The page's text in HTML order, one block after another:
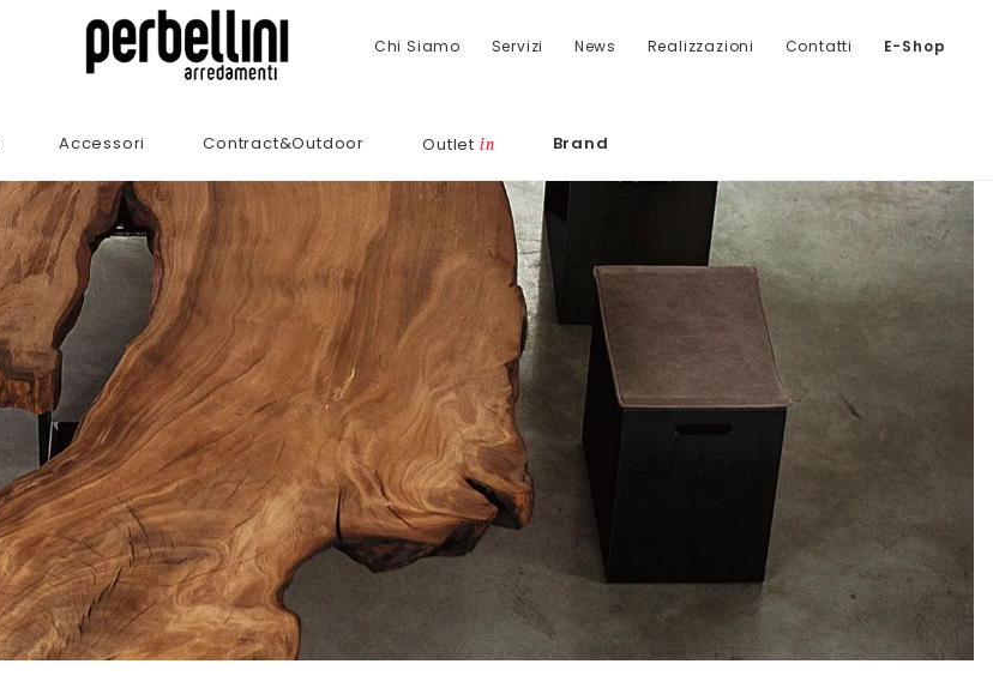
Chi Siamo Servizi News Realizzazioni Contatti E-Shop
Accessori Contract&Outdoor Outlet in Brand